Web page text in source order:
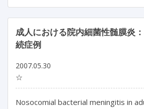
成人における院内細菌性髄膜炎
続症例
2007.05.30
☆
Nosocomial bacterial meningitis in